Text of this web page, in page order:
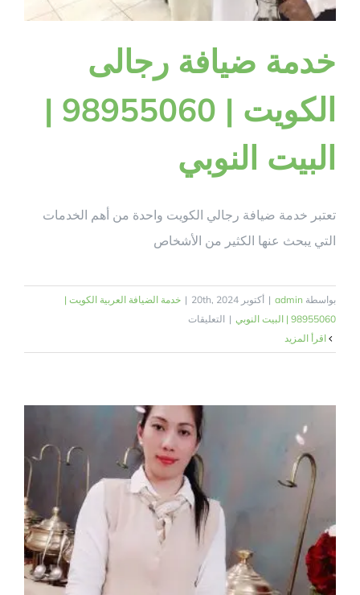
خدمة ضيافة رجالى
الكويت | 98955060 |
البيت النوبي
تعتبر خدمة ضيافة رجالي الكويت واحدة من أهم الخدمات
التي يبحث عنها الكثير من الأشخاص
بواسطة admin
| أكتوبر 20th, 2024 | خدمة الضيافة العربية الكويت |
98955060 | البيت النوبي
| التعليقات
ضيافة
98955060
البيت
النوبي
مغلقة